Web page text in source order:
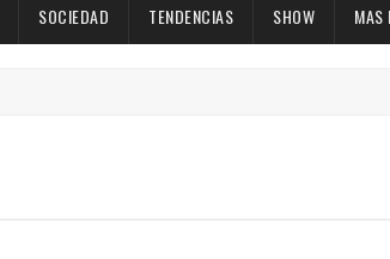
SOCIEDAD TENDENCIAS SHOW MAS